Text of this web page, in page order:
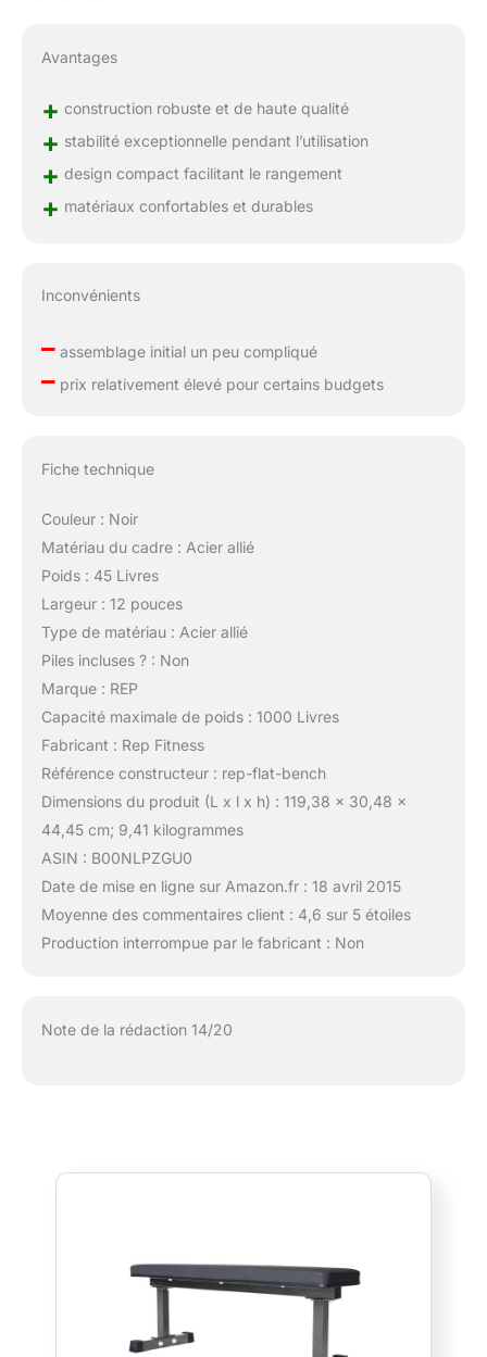
Avantages
+ construction robuste et de haute qualité
+ stabilité exceptionnelle pendant l’utilisation
+ design compact facilitant le rangement
+ matériaux confortables et durables
Inconvénients
–assemblage initial un peu compliqué
–prix relativement élevé pour certains budgets
Fiche technique
Couleur : Noir
Matériau du cadre : Acier allié
Poids : 45 Livres
Largeur : 12 pouces
Type de matériau : Acier allié
Piles incluses ? : Non
Marque : REP
Capacité maximale de poids : 1000 Livres
Fabricant : Rep Fitness
Référence constructeur : rep-flat-bench
Dimensions du produit (L x l x h) : 119,38 x 30,48 x
44,45 cm; 9,41 kilogrammes
ASIN : B00NLPZGU0
Date de mise en ligne sur Amazon.fr : 18 avril 2015
Moyenne des commentaires client : 4,6 sur 5 étoiles
Production interrompue par le fabricant : Non
Note de la rédaction 14/20